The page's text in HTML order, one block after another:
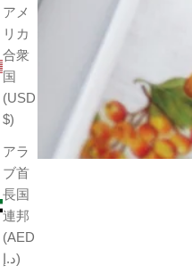
アメ
リカ
合衆
国
(USD
$)
アラ
ブ首
長国
連邦
(AED
د.إ)